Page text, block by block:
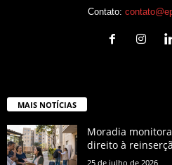
Contato:
MAIS NOTÍCIAS
Moradia
direito à
25 de julho de 2026